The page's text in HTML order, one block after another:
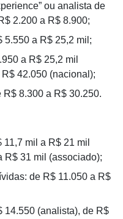
ou analista de
2.200 a R$ 8.900;
5.550 a R$ 25,2 mil;
a R$ 25,2 mil
42.050 (nacional);
R$ 8.300 a R$ 30.250.
mil a R$ 21 mil
R$ 31 mil (associado);
de R$ 11.050 a R$
14.550 (analista), de R$